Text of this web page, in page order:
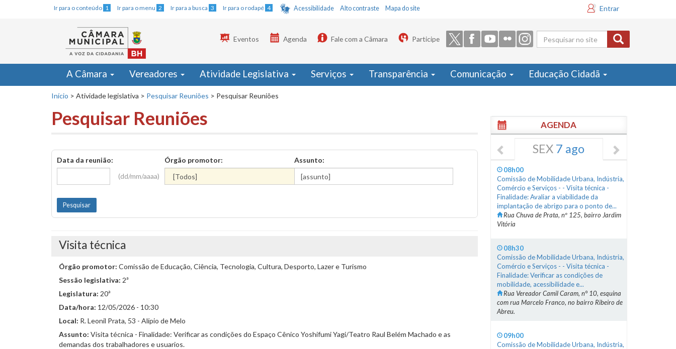
Ir para o conteúdo 1 Ir para o menu 2 Ir para a busca 3 Ir para o rodapé 4 Acessibilidade Alto contraste Mapa do site Entrar
Formulário
de busca
Eventos Agenda Fale com a Câmara Participe
A Câmara Vereadores Atividade Legislativa Serviços Transparência Comunicação Educação Cidadã
Início > Atividade legislativa > Pesquisar Reuniões > Pesquisar Reuniões
Pesquisar Reuniões
Data da reunião:
(dd/mm/aaaa)
Órgão promotor: Assunto:
Visita técnica
Órgão promotor: Comissão de Educação, Ciência, Tecnologia, Cultura, Desporto, Lazer e Turismo
Sessão legislativa: 2ª
Legislatura: 20ª
Data/hora: 12/05/2026 - 10:30
Local: R. Leonil Prata, 53 - Alípio de Melo
Assunto: Visita técnica - Finalidade: Verificar as condições do Espaço Cênico Yoshifumi Yagi/Teatro Raul Belém Machado e as
demandas dos trabalhadores e usuarios.
AGENDA
SEX 7 ago
08h00
Comissão de Mobilidade Urbana, Indústria,
Comércio e Serviços - - Visita técnica -
Finalidade: Avaliar a viabilidade da
implantação de abrigo para o ponto de...
Rua Chuva de Prata, nº 125, bairro Jardim
Vitória
08h30
Comissão de Mobilidade Urbana, Indústria,
Comércio e Serviços - - Visita técnica -
Finalidade: Verificar as condições de
mobilidade, acessibilidade e...
Rua Vereador Camil Caram, n° 10, esquina
com rua Marcelo Franco, no bairro Ribeiro de
Abreu.
09h00
Comissão de Mobilidade Urbana, Indústria,